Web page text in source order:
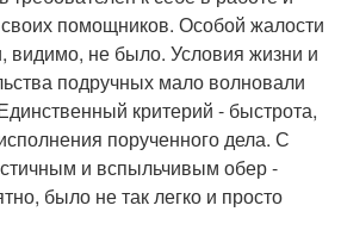
помощников. Особой жалости
видимо, не было. Условия жизни и
подручных мало волновали
критерий - быстрота,
порученного дела. С
и вспыльчивым обер -
было не так легко и просто